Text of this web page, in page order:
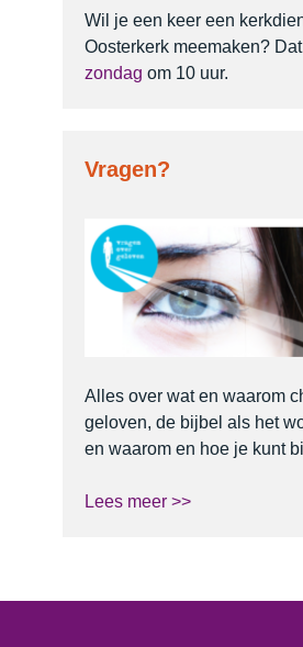
Wil je een keer een
Oosterkerk meemaken?
zondag om 10 uur.
Vragen?
Alles over wat en waarom
geloven, de bijbel als het
en waarom en hoe je kunt
Lees meer >>